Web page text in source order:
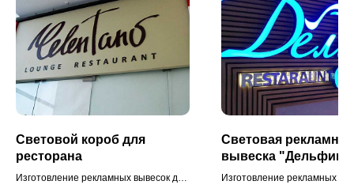
Световой короб для
ресторана
Изготовление рекламных вывесок для
Световая рекламная
вывеска "Дельфин"
Изготовление рекламных